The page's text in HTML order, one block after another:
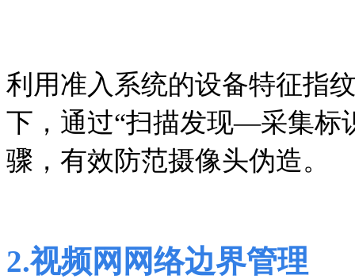
利用准入系统的设备特征指
下，通过“扫描发现—采集
骤，有效防范摄像头伪造。
2.视频网网络边界管理